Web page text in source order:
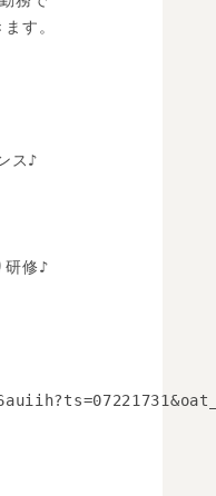
す。
ス♪
研修♪